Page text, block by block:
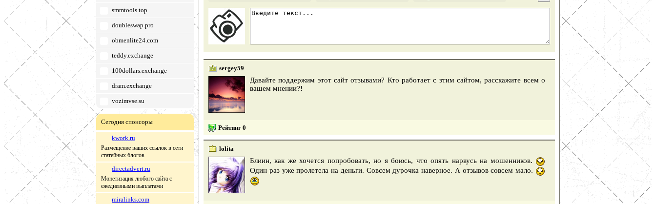
smmtools.top
doubleswap.pro
obmenlite24.com
teddy.exchange
100dollars.exchange
dram.exchange
vozimvse.su
Сегодня спонсоры
kwork.ru
Размещение ваших ссылок в сети
статейных блогов
directadvert.ru
Монетизация любого сайта с
ежедневными выплатами
miralinks.com
sergey59
Давайте поддержим этот сайт отзывами? Кто работает с этим сайтом, расскажите всем о
вашем мнении?!
Рейтинг 0
lolita
Блиин, как же хочется попробовать, но я боюсь, что опять нарвусь на мошенников.
Один раз уже пролетела на деньги. Совсем дурочка наверное. А отзывов совсем мало.